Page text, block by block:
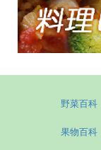
野菜百科
果物百科